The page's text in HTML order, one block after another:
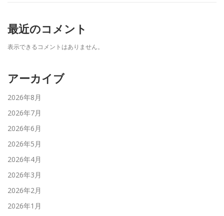
最近のコメント
表示できるコメントはありません。
アーカイブ
2026年8月
2026年7月
2026年6月
2026年5月
2026年4月
2026年3月
2026年2月
2026年1月